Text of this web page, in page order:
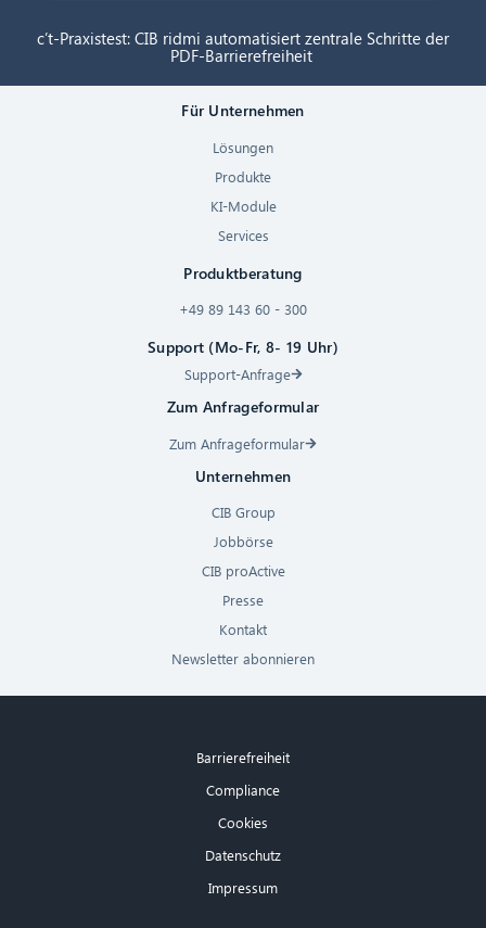
c’t-Praxistest: CIB ridmi automatisiert zentrale Schritte der
PDF-Barrierefreiheit
Für Unternehmen
Lösungen
Produkte
KI-Module
Services
Produktberatung
+49 89 143 60 - 300
Support (Mo-Fr, 8- 19 Uhr)
Support-Anfrage
Zum Anfrageformular
Zum Anfrageformular
Unternehmen
CIB Group
Jobbörse
CIB proActive
Presse
Kontakt
Newsletter abonnieren
Barrierefreiheit
Compliance
Cookies
Datenschutz
Impressum